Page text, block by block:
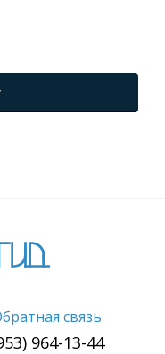
связь
964-13-44